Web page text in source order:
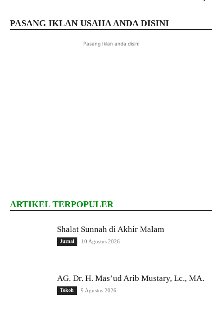
PASANG IKLAN USAHA ANDA DISINI
Pasang Iklan anda disini
ARTIKEL TERPOPULER
Shalat Sunnah di Akhir Malam
Jurnal 10 Agustus 2026
AG. Dr. H. Mas’ud Arib Mustary, Lc., MA.
Tokoh 9 Agustus 2026